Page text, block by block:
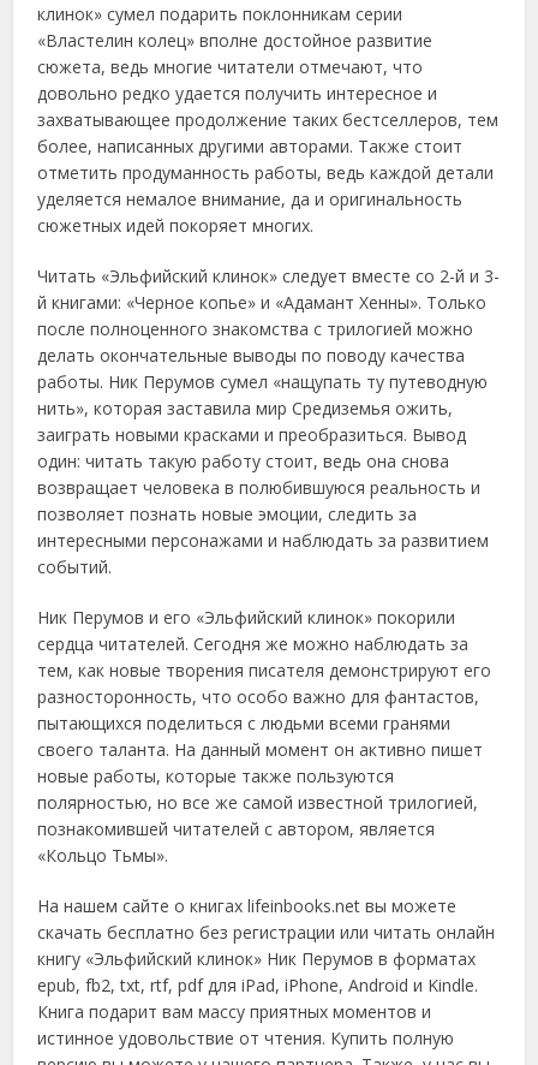
клинок» сумел подарить поклонникам серии
«Властелин колец» вполне достойное развитие
сюжета, ведь многие читатели отмечают, что
довольно редко удается получить интересное и
захватывающее продолжение таких бестселлеров, тем
более, написанных другими авторами. Также стоит
отметить продуманность работы, ведь каждой детали
уделяется немалое внимание, да и оригинальность
сюжетных идей покоряет многих.
Читать «Эльфийский клинок» следует вместе со 2-й и 3-
й книгами: «Черное копье» и «Адамант Хенны». Только
после полноценного знакомства с трилогией можно
делать окончательные выводы по поводу качества
работы. Ник Перумов сумел «нащупать ту путеводную
нить», которая заставила мир Средиземья ожить,
заиграть новыми красками и преобразиться. Вывод
один: читать такую работу стоит, ведь она снова
возвращает человека в полюбившуюся реальность и
позволяет познать новые эмоции, следить за
интересными персонажами и наблюдать за развитием
событий.
Ник Перумов и его «Эльфийский клинок» покорили
сердца читателей. Сегодня же можно наблюдать за
тем, как новые творения писателя демонстрируют его
разносторонность, что особо важно для фантастов,
пытающихся поделиться с людьми всеми гранями
своего таланта. На данный момент он активно пишет
новые работы, которые также пользуются
полярностью, но все же самой известной трилогией,
познакомившей читателей с автором, является
«Кольцо Тьмы».
На нашем сайте о книгах lifeinbooks.net вы можете
скачать бесплатно без регистрации или читать онлайн
книгу «Эльфийский клинок» Ник Перумов в форматах
epub, fb2, txt, rtf, pdf для iPad, iPhone, Android и Kindle.
Книга подарит вам массу приятных моментов и
истинное удовольствие от чтения. Купить полную